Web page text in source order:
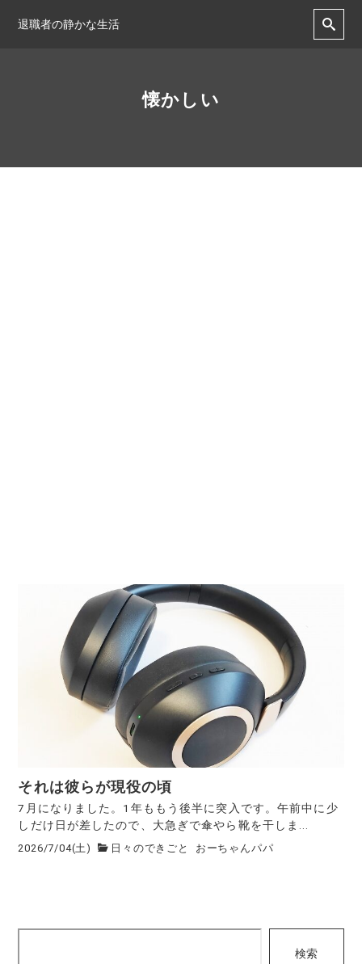
退職者の静かな生活
懐かしい
それは彼らが現役の頃
7月になりました。1年ももう後半に突入です。午前中に少
しだけ日が差したので、大急ぎで傘やら靴を干しま...
2026/7/04(土) 日々のできごと おーちゃんパパ
検索